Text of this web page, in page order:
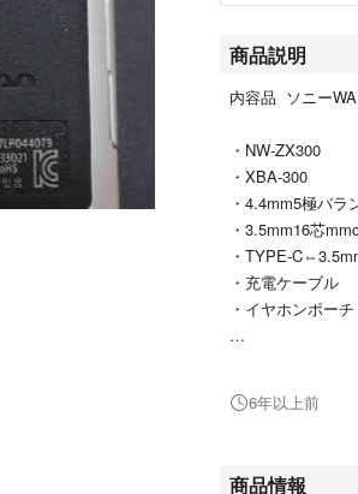
商品説明
内容品 ソニー
・NW-ZX300
・XBA-300
・4.4mm5極バ
・3.5mm16芯
・TYPE-
・充電ケーブル
・イヤホンポー
6年以上前
商品情報